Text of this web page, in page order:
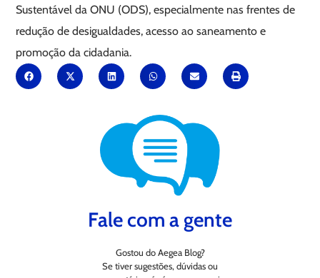
Sustentável da ONU (ODS), especialmente nas frentes de
redução de desigualdades, acesso ao saneamento e
promoção da cidadania.
Fale com a gente
Gostou do Aegea Blog?
Se tiver sugestões, dúvidas ou